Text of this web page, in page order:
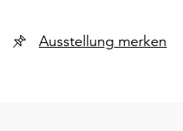
Ausstellung merken